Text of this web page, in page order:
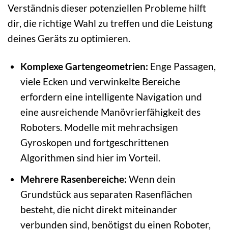
Verständnis dieser potenziellen Probleme hilft
dir, die richtige Wahl zu treffen und die Leistung
deines Geräts zu optimieren.
Komplexe Gartengeometrien: Enge Passagen,
viele Ecken und verwinkelte Bereiche
erfordern eine intelligente Navigation und
eine ausreichende Manövrierfähigkeit des
Roboters. Modelle mit mehrachsigen
Gyroskopen und fortgeschrittenen
Algorithmen sind hier im Vorteil.
Mehrere Rasenbereiche: Wenn dein
Grundstück aus separaten Rasenflächen
besteht, die nicht direkt miteinander
verbunden sind, benötigst du einen Roboter,